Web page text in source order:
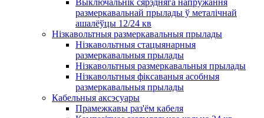
Выключальнік сярэдняга напружання
размеркавальнай прылады ў металічнай
ашалёўцы 12/24 кв
Нізкавольтныя размеркавальныя прылады
Нізкавольтныя стацыянарныя
размеркавальныя прылады
Нізкавольтныя размеркавальныя прылады
Нізкавольтныя фіксаваныя асобныя
размеркавальныя прылады
Кабельныя аксэсуары
Прамежкавы раз'ём кабеля